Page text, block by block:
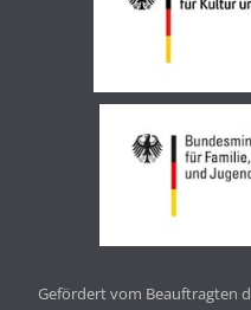
Gefördert vom Beauftragten